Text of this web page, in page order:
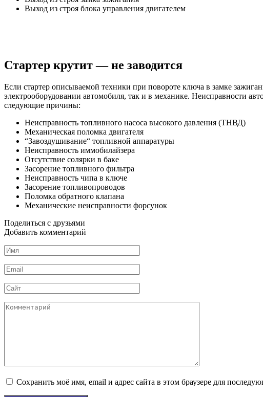
Выход из строя блока управления двигателем
Стартер крутит — не заводится
Если стартер описываемой техники при повороте ключа в замке
электрооборудовании автомобиля, так и в механике. Неисправности
следующие причины:
Неисправность топливного насоса высокого давления (ТНВД)
Механическая поломка двигателя
“Завоздушивание“ топливной аппаратуры
Неисправность иммобилайзера
Отсутствие солярки в баке
Засорение топливного фильтра
Неисправность чипа в ключе
Засорение топливопроводов
Поломка обратного клапана
Механические неисправности форсунок
Поделиться с друзьями
Добавить комментарий
Имя
*
Email
*
Сайт
Комментарий
Сохранить моё имя, email и адрес сайта в этом браузере для